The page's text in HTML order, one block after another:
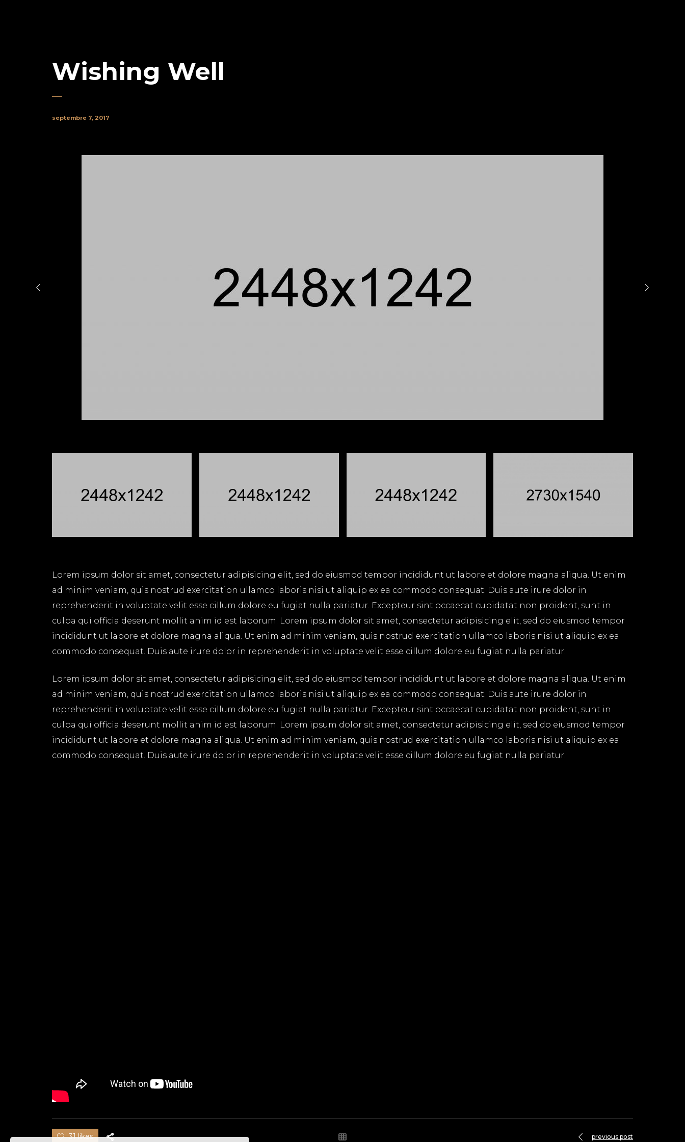
Wishing Well
septembre 7, 2017
Lorem ipsum dolor sit amet, consectetur adipisicing elit, sed do eiusmod tempor incididunt ut labore et dolore magna aliqua. Ut enim
ad minim veniam, quis nostrud exercitation ullamco laboris nisi ut aliquip ex ea commodo consequat. Duis aute irure dolor in
reprehenderit in voluptate velit esse cillum dolore eu fugiat nulla pariatur. Excepteur sint occaecat cupidatat non proident, sunt in
culpa qui officia deserunt mollit anim id est laborum. Lorem ipsum dolor sit amet, consectetur adipisicing elit, sed do eiusmod tempor
incididunt ut labore et dolore magna aliqua. Ut enim ad minim veniam, quis nostrud exercitation ullamco laboris nisi ut aliquip ex ea
commodo consequat. Duis aute irure dolor in reprehenderit in voluptate velit esse cillum dolore eu fugiat nulla pariatur.
Lorem ipsum dolor sit amet, consectetur adipisicing elit, sed do eiusmod tempor incididunt ut labore et dolore magna aliqua. Ut enim
ad minim veniam, quis nostrud exercitation ullamco laboris nisi ut aliquip ex ea commodo consequat. Duis aute irure dolor in
reprehenderit in voluptate velit esse cillum dolore eu fugiat nulla pariatur. Excepteur sint occaecat cupidatat non proident, sunt in
culpa qui officia deserunt mollit anim id est laborum. Lorem ipsum dolor sit amet, consectetur adipisicing elit, sed do eiusmod tempor
incididunt ut labore et dolore magna aliqua. Ut enim ad minim veniam, quis nostrud exercitation ullamco laboris nisi ut aliquip ex ea
commodo consequat. Duis aute irure dolor in reprehenderit in voluptate velit esse cillum dolore eu fugiat nulla pariatur.
31 likes previous post